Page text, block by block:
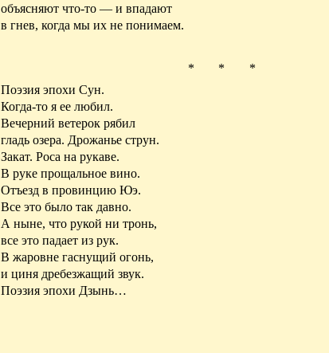
объясняют что-то — и впадают
в гнев, когда мы их не понимаем.
* * *
Поэзия эпохи Сун.
Когда-то я ее любил.
Вечерний ветерок рябил
гладь озера. Дрожанье струн.
Закат. Роса на рукаве.
В руке прощальное вино.
Отъезд в провинцию Юэ.
Все это было так давно.
А ныне, что рукой ни тронь,
все это падает из рук.
В жаровне гаснущий огонь,
и циня дребезжащий звук.
Поэзия эпохи Дзынь…